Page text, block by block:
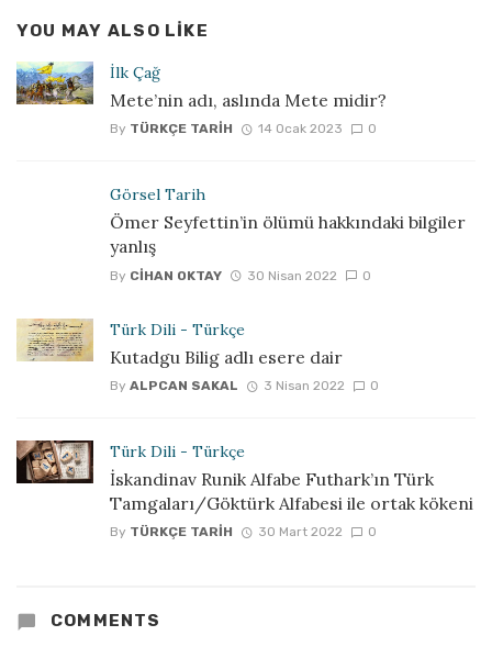
YOU MAY ALSO LIKE
İlk Çağ
Mete’nin adı, aslında Mete midir?
By TÜRKÇE TARIH 14 Ocak 2023 0
Görsel Tarih
Ömer Seyfettin’in ölümü hakkındaki bilgiler
yanlış
By CIHAN OKTAY 30 Nisan 2022 0
Türk Dili - Türkçe
Kutadgu Bilig adlı esere dair
By ALPCAN SAKAL 3 Nisan 2022 0
Türk Dili - Türkçe
İskandinav Runik Alfabe Futhark’ın Türk
Tamgaları/Göktürk Alfabesi ile ortak kökeni
By TÜRKÇE TARIH 30 Mart 2022 0
COMMENTS